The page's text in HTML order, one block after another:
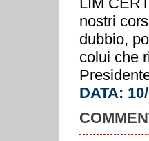
nostri
dubbio,
colui che
DATA: